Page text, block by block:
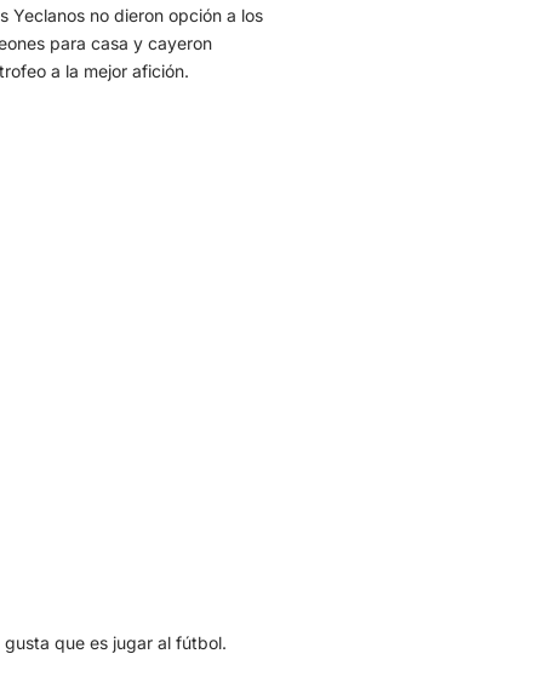
Yeclanos no dieron opción a los
para casa y cayeron
a la mejor afición.
que es jugar al fútbol.